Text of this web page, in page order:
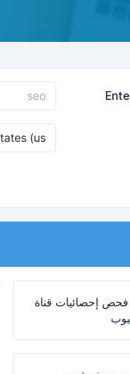
فحص إحصائيات قناة